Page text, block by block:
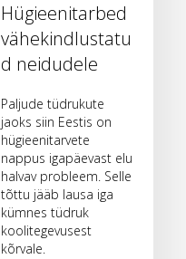
Hügieenitarbed
vähekindlustatu
d neidudele
Paljude tüdrukute
jaoks siin Eestis on
hügieenitarvete
nappus igapäevast elu
halvav probleem. Selle
tõttu jääb lausa iga
kümnes tüdruk
koolitegevusest
kõrvale.